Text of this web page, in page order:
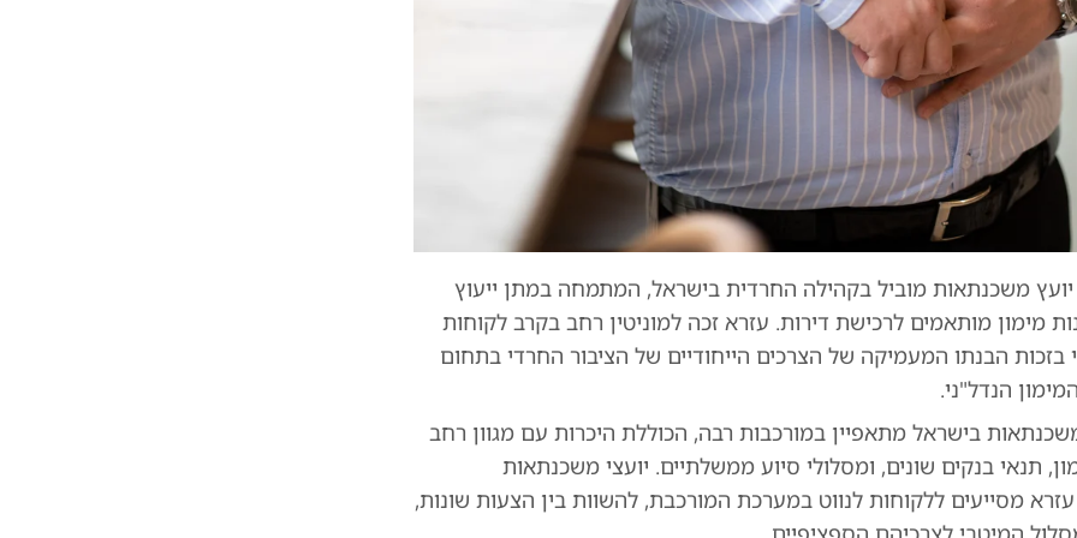
יועץ משכנתאות מוביל בקהילה החרדית בישראל, המתמחה במתן ייעוץ
מימון מותאמים לרכישת דירות. עזרא זכה למוניטין רחב בקרב לקוחות
בזכות הבנתו המעמיקה של הצרכים הייחודיים של הציבור החרדי בתחום
הנדל"ני.
בישראל מתאפיין במורכבות רבה, הכוללת היכרות עם מגוון רחב
תנאי בנקים שונים, ומסלולי סיוע ממשלתיים. יועצי משכנתאות
מסייעים ללקוחות לנווט במערכת המורכבת, להשוות בין הצעות שונות,